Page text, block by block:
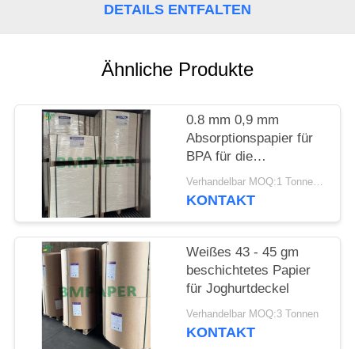
PRIVACY
POLICY
DETAILS ENTFALTEN
Ähnliche Produkte
0.8 mm 0,9 mm
Absorptionspapier für
BPA für die
Gastronomie - 700 x
1000 mm frei
Verhandelbar MOQ:1 Tonne für gemeinsame Größe und 10 Tonnen für die besondere Größe
KONTAKT
Weißes 43 - 45 gm
beschichtetes Papier
für Joghurtdeckel
Verhandelbar MOQ:3 Tonnen
KONTAKT